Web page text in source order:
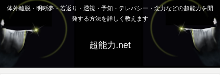
体外離脱・明晰夢・若返り・透視・予知・テレパシー・念力などの超能力を開
発する方法を詳しく教えます
超能力.net